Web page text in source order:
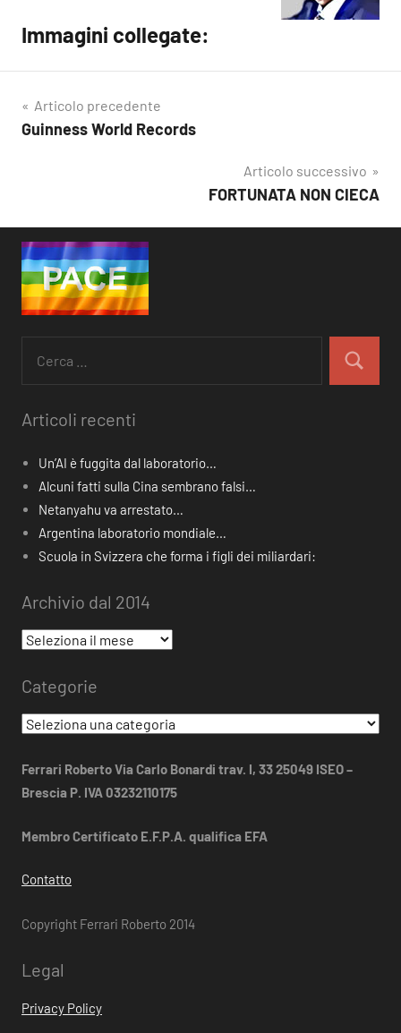
Immagini collegate:
Navigazione
Articolo precedente
Guinness World Records
Articolo successivo
FORTUNATA NON CIECA
per:
Cerca
Articoli recenti
Un’AI è fuggita dal laboratorio…
Alcuni fatti sulla Cina sembrano falsi…
Netanyahu va arrestato…
Argentina laboratorio mondiale…
Scuola in Svizzera che forma i figli dei miliardari:
Archivio dal 2014
Archivio
2014
Categorie
Categorie
Ferrari Roberto Via Carlo Bonardi trav. I, 33 25049 ISEO –
Brescia P. IVA 03232110175
Membro Certificato E.F.P.A. qualifica EFA
Contatto
Copyright Ferrari Roberto 2014
Legal
Privacy Policy